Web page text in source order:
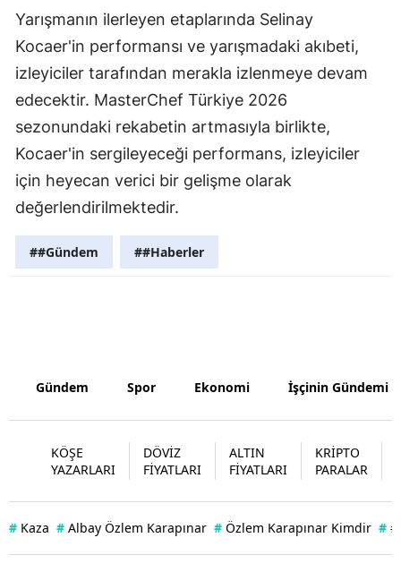
Tunceli
Uşak
Kırıkkale
Batman
Şırnak
Bartın
Ardahan
Yarışmanın ilerleyen etaplarında Selinay
Kocaer'in performansı ve yarışmadaki akıbeti,
izleyiciler tarafından merakla izlenmeye devam
edecektir. MasterChef Türkiye 2026
sezonundaki rekabetin artmasıyla birlikte,
Kocaer'in sergileyeceği performans, izleyiciler
için heyecan verici bir gelişme olarak
değerlendirilmektedir.
##Gündem ##Haberler
Gündem Spor Ekonomi İşçinin Gündemi
KÖŞE
YAZARLARI
DÖVİZ
FİYATLARI
ALTIN
FİYATLARI
KRİPTO
PARALAR
# Kaza # Albay Özlem Karapınar # Özlem Karapınar Kimdir #